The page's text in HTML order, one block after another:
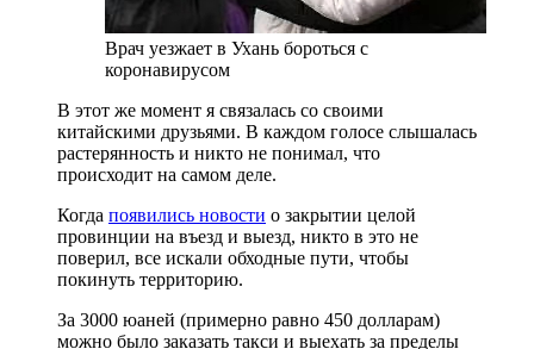
Врач уезжает в Ухань бороться с
коронавирусом
В этот же момент я связалась со своими
китайскими друзьями. В каждом голосе слышалась
растерянность и никто не понимал, что
происходит на самом деле.
Когда появились новости о закрытии целой
провинции на въезд и выезд, никто в это не
поверил, все искали обходные пути, чтобы
покинуть территорию.
За 3000 юаней (примерно равно 450 долларам)
можно было заказать такси и выехать за пределы